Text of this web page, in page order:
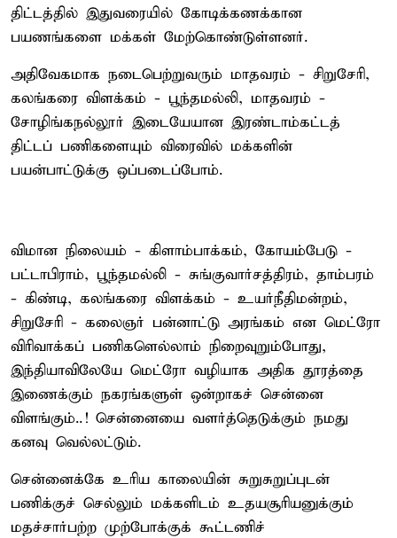
திட்டத்தில் இதுவரையில் கோடிக்கணக்கான
பயணங்களை மக்கள் மேற்கொண்டுள்ளனர்.
அதிவேகமாக நடைபெற்றுவரும் மாதவரம் - சிறுசேரி,
கலங்கரை விளக்கம் - பூந்தமல்லி, மாதவரம் -
சோழிங்கநல்லூர் இடையேயான இரண்டாம்கட்டத்
திட்டப் பணிகளையும் விரைவில் மக்களின்
பயன்பாட்டுக்கு ஒப்படைப்போம்.
விமான நிலையம் - கிளாம்பாக்கம், கோயம்பேடு -
பட்டாபிராம், பூந்தமல்லி - சுங்குவார்சத்திரம், தாம்பரம்
- கிண்டி, கலங்கரை விளக்கம் - உயர்நீதிமன்றம்,
சிறுசேரி - கலைஞர் பன்னாட்டு அரங்கம் என மெட்ரோ
விரிவாக்கப் பணிகளெல்லாம் நிறைவுறும்போது,
இந்தியாவிலேயே மெட்ரோ வழியாக அதிக தூரத்தை
இணைக்கும் நகரங்களுள் ஒன்றாகச் சென்னை
விளங்கும்..! சென்னையை வளர்த்தெடுக்கும் நமது
கனவு வெல்லட்டும்.
சென்னைக்கே உரிய காலையின் சுறுசுறுப்புடன்
பணிக்குச் செல்லும் மக்களிடம் உதயசூரியனுக்கும்
மதச்சார்பற்ற முற்போக்குக் கூட்டணிச்